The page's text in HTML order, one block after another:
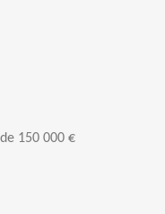
150 000 €